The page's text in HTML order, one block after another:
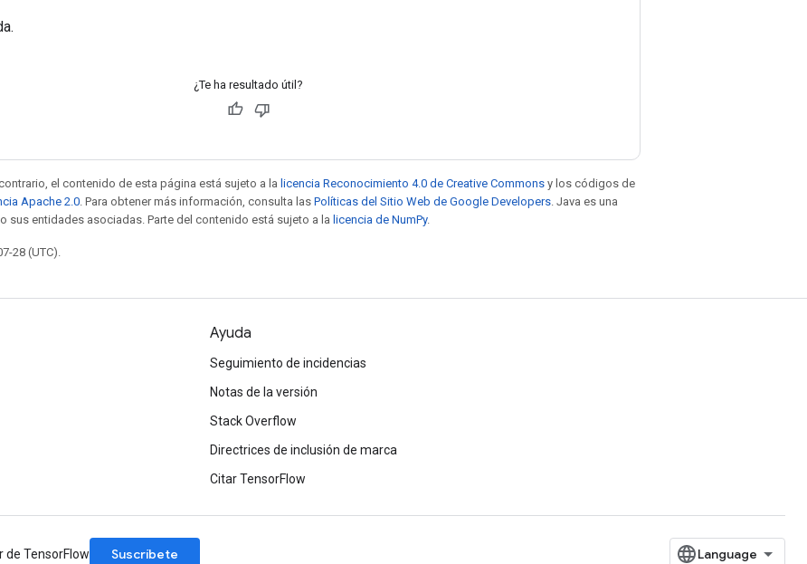
¿Te ha resultado útil?
el contenido de esta página está sujeto a la licencia Reconocimiento 4.0 de Creative Commons y los códigos de
Apache 2.0 . Para obtener más información, consulta las Políticas del Sitio Web de Google Developers . Java es una
sus entidades asociadas. Parte del contenido está sujeto a la licencia de NumPy.
28 (UTC).
Ayuda
Seguimiento de incidencias
Notas de la versión
Stack Overflow
Directrices de inclusión de marca
Citar TensorFlow
de TensorFlow Suscríbete